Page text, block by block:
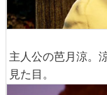
主人公の芭月涼。
見た目。